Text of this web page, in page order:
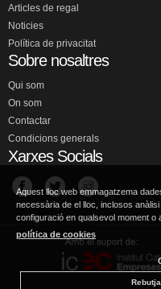
Articles de regal
Noticies
Política de privacitat
Sobre nosaltres
Qui som
On som
Contactar
Condicions generals
Xarxes Socials
Aquest lloc web emmagatzema
necessària de el lloc, inclosos
configuració en qualsevol moment o
política de cookies